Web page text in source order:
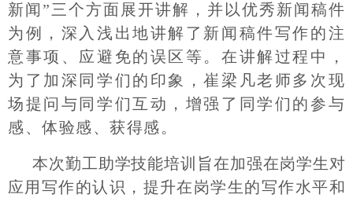
新闻”三个方面展开讲解，并以优秀新闻稿件
为例，深入浅出地讲解了新闻稿件写作的注
意事项、应避免的误区等。在讲解过程中，
为了加深同学们的印象，崔梁凡老师多次现
场提问与同学们互动，增强了同学们的参与
感、体验感、获得感。
本次勤工助学技能培训旨在加强在岗学生对
应用写作的认识，提升在岗学生的写作水平和